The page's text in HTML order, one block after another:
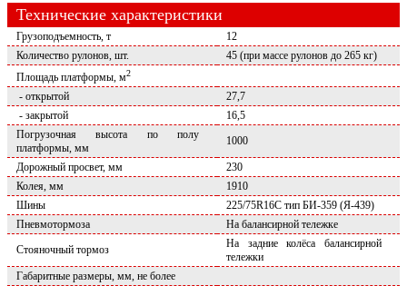
Технические характеристики
Грузоподъемность, т
12
Количество рулонов, шт.
45 (при массе рулонов до 265 кг)
Площадь платформы, м2
- открытой
27,7
- закрытой
16,5
Погрузочная высота по полу
платформы, мм
1000
Дорожный просвет, мм
230
Колея, мм
1910
Шины
225/75R16C тип БИ-359 (Я-439)
Пневмотормоза
На балансирной тележке
Стояночный тормоз
На задние колёса балансирной
тележки
Габаритные размеры, мм, не более